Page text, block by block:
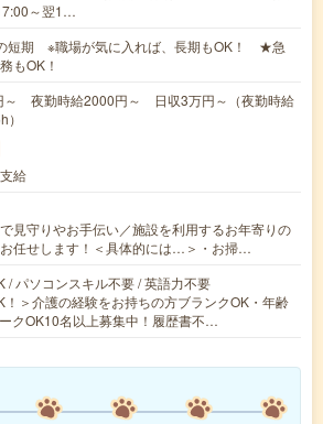
～翌1…
短期 ※職場が気に入れば、長期もOK！ ★急
もOK！
～ 夜勤時給2000円～ 日収3万円～（夜勤時給
給
見守りやお手伝い／施設を利用するお年寄りの
任せします！＜具体的には…＞・お掃…
/ パソコンスキル不要 / 英語力不要
！＞介護の経験をお持ちの方ブランクOK・年齢
クOK10名以上募集中！履歴書不…